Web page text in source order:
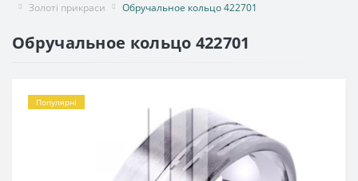
Золоті прикраси Обручальное кольцо 422701
Обручальное кольцо 422701
Популярні